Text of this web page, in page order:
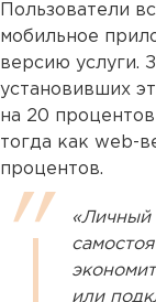
Пользователи
мобильное
версию услуги.
установивших
на 20
тогда как web-
процентов.
«Личный
или